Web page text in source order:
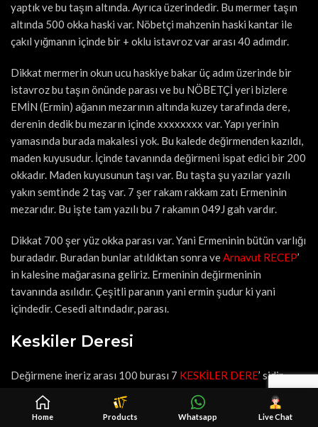
yaptık ve bu taşın altında. Ayrıca üzerindedir. Bu mermer taşın
altında 500 okka haski var. Nöbetçi mahzenin haski kantar ile
çakıl yığmanın içinde bir + oklu istavroz var arası 40 adımdır.
Dikkat mermerin okun ucu haskiye bakar üç adım üzerinde bir
istavroz bu taşın önünde parası ve bu NÖBETÇİ yeri bizlere
EMİN (Ermin) ağanın mezarının altında kuzey tarafında dere,
derenin dedik bu mezarın içinde xxxxxxxx var. Yapı yerinin
yamasında burada makalesi yok. Bu kalede değirmenden kazıldı,
maden kuyusudur. İçinde tavanında değirmeni ispat edici bir 200
okkadır. Maden kuyusunun taşı var. Bu taşta şu yazılar yazılı
yakın semtinde 2 taş var. 7 şer rakam rakkam zatı Ermeninin
mezarıdır. Bu işte tam yazılı bu 7 rakamın 049J gah vardır.
Dikkat 700 şer yüz okka parası var. Yani Ermeninin bütün varlığı
buradadır. Buradan bunlar atıldıktan sonra veArnavut RECEP’
in kalesine mağarasına geliriz. Ermeninin değirmeninin
tavanında asılıdır. Çeşitli paranın yani ermin şudur ki yani
içindedir. Cesedi altındadır, parası.
Keskiler Deresi
Değirmene ineriz arası 100 burası 7 KESKİLER DERE’ sidir.
Aslında asıl adı ve bu değirmende 12 ton parası budur. 7 şer
kazan para burasını buluruz. Bu değirmenin üzerinde baş
Home Products Whatsapp Live Chat